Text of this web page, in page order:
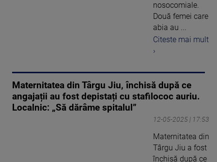
nosocomiale.
Două femei care
abia au ...
Citeste mai mult
›
Maternitatea din Târgu Jiu, închisă după ce
angajații au fost depistați cu stafilococ auriu.
Localnic: „Să dărâme spitalul”
12-05-2025 | 17:53
Maternitatea din
Târgu Jiu a fost
închisă după ce